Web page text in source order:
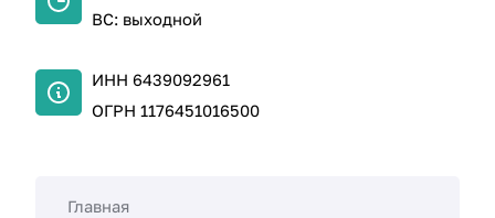
ВС: выходной
ИНН 6439092961
ОГРН 1176451016500
Главная